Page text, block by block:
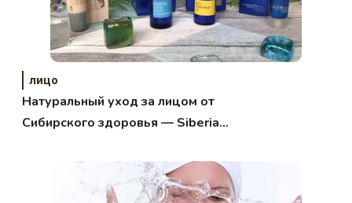
лицо
Натуральный уход за лицом от
Сибирского здоровья — Siberian